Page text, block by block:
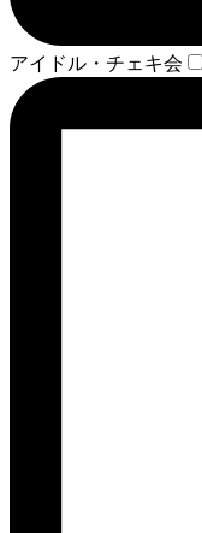
アイドル・チェキ会